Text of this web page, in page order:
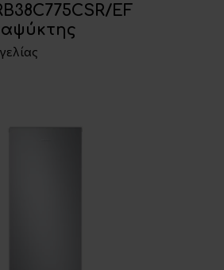
EF